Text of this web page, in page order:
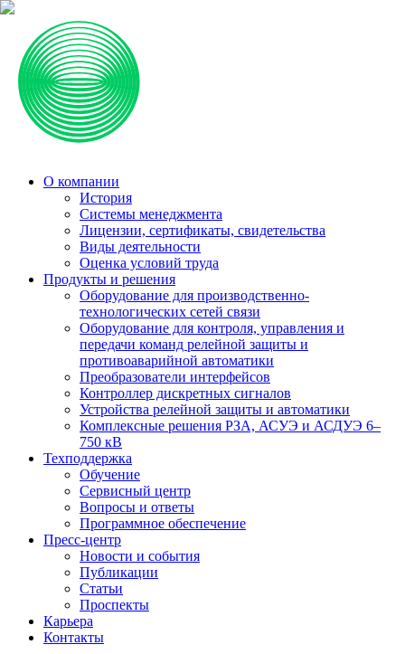
О компании
История
Системы менеджмента
Лицензии, сертификаты, свидетельства
Виды деятельности
Оценка условий труда
Продукты и решения
Оборудование для производственно-
технологических сетей связи
Оборудование для контроля, управления и
передачи команд релейной защиты и
противоаварийной автоматики
Преобразователи интерфейсов
Контроллер дискретных сигналов
Устройства релейной защиты и автоматики
Комплексные решения РЗА, АСУЭ и АСДУЭ 6–
750 кВ
Техподдержка
Обучение
Сервисный центр
Вопросы и ответы
Программное обеспечение
Пресс-центр
Новости и события
Публикации
Статьи
Проспекты
Карьера
Контакты